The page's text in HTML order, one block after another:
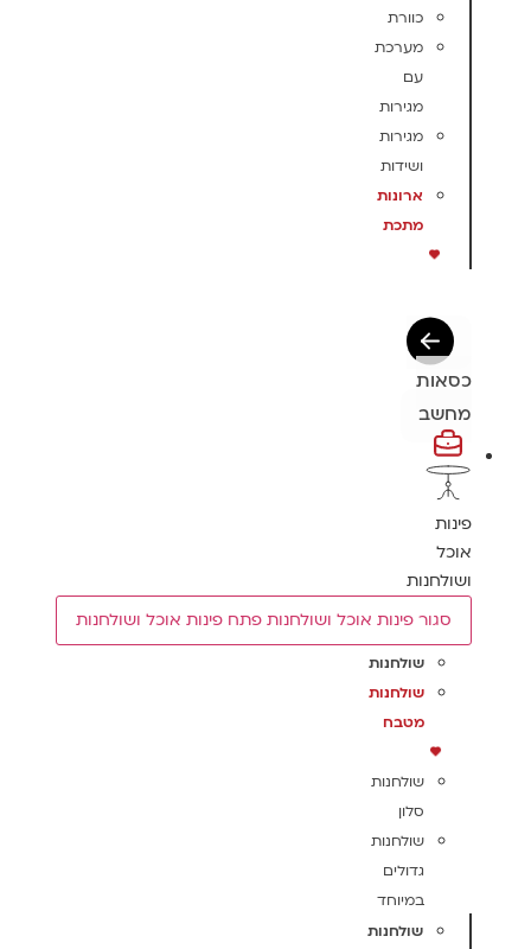
כוורת
מערכת
עם
מגירות
מגירות
ושידות
ארונות
מתכת
כסאות
מחשב
פינות
אוכל
ושולחנות
סגור פינות אוכל ושולחנות פתח פינות אוכל ושולחנות
שולחנות
שולחנות
מטבח
שולחנות
סלון
שולחנות
גדולים
במיוחד
שולחנות